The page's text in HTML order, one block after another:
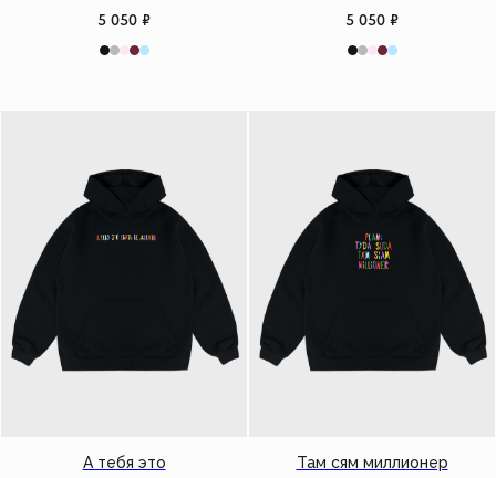
5 050 ₽
5 050 ₽
А тебя это
Там сям миллионер